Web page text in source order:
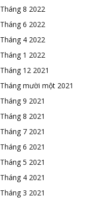
Tháng 8 2022
Tháng 6 2022
Tháng 4 2022
Tháng 1 2022
Tháng 12 2021
Tháng mười một 2021
Tháng 9 2021
Tháng 8 2021
Tháng 7 2021
Tháng 6 2021
Tháng 5 2021
Tháng 4 2021
Tháng 3 2021